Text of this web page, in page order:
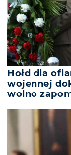
Hołd dla
wojennej
wolno